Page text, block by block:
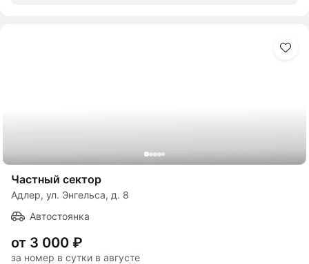
Частный сектор
Адлер, ул. Энгельса, д. 8
Автостоянка
от 3 000 ₽
за номер в сутки в августе